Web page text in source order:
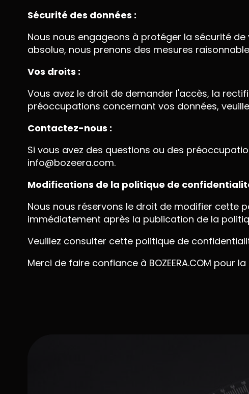
Sécurité des données :
Nous nous engageons à protéger la sécurité
absolue, nous prenons des mesures
Vos droits :
Vous avez le droit de demander l'accès, la
préoccupations concernant vos données,
Contactez-nous :
Si vous avez des questions ou des
info@bozeera.com.
Modifications de la politique de
Nous nous réservons le droit de modifier
immédiatement après la publication de la
Veuillez consulter cette politique de
Merci de faire confiance à BOZEERA.COM pour